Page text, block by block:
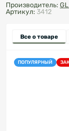
Производитель:
Артикул: 3412
Все о товаре
ПОПУЛЯРНЫЙ